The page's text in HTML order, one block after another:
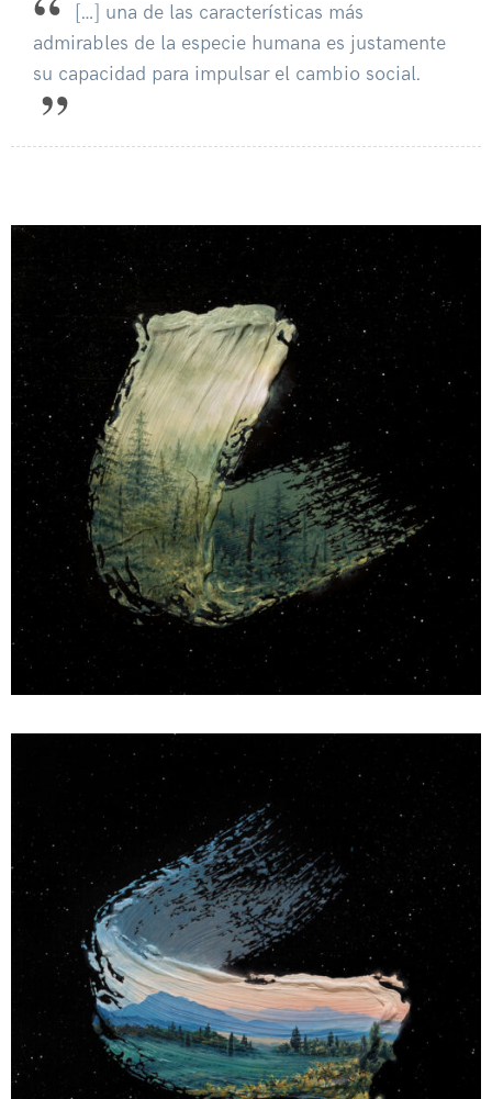
[…] una de las características más
admirables de la especie humana es justamente
su capacidad para impulsar el cambio social.